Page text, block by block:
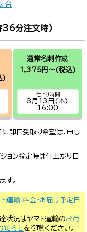
合
36分注文時)
)
通常名刺作成
1,375円～(税込)
仕上り時間
8月13日(木)
16:00
即日受取り希望は、申し
ョン指定時は仕上がり日
す。
運輸 料金・お届け予定日
状況はヤマト運輸のお荷
知らせを御覧ください。